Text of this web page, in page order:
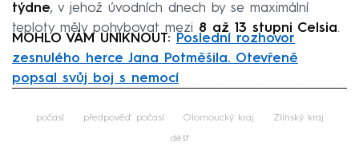
týdne, v jehož úvodních dnech by se maximální
teploty měly pohybovat mezi 8 až 13 stupni Celsia.
MOHLO VÁM UNIKNOUT:
Poslední rozhovor
zesnulého herce Jana Potměšila. Otevřeně
popsal svůj boj s nemocí
počasí předpověď počasí Olomoucký kraj Zlínský kraj
déšť